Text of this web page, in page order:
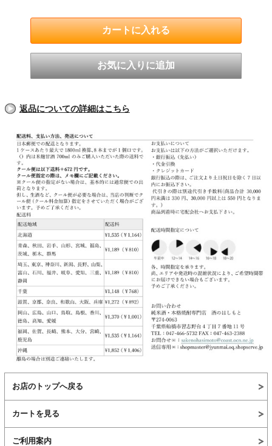
返品についての詳細はこちら
お店のトップへ戻る
カートを見る
ご利用案内